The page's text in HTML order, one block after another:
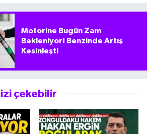
Motorine Bugün Zam
Bekleniyor! Benzinde Artış
Kesinleşti
çekebilir